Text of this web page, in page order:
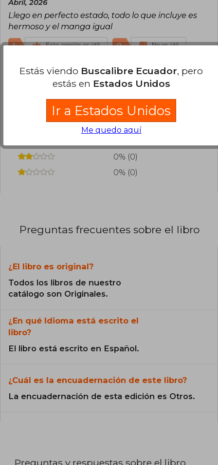
Abril, 2026
Llego en perfecto estado, todo lo que incluye es
hermoso y el manga igual
1 Esta opinión es útil 0 No es útil
¿Leíste este libro? Inicia sesiónpara poder
agregar tu propia evaluación.
100% (3)
0% (0)
0% (0)
0% (0)
Preguntas frecuentes sobre el libro
¿El libro es original?
Todos los libros de nuestro
catálogo son Originales.
¿En qué Idioma está escrito el
libro?
El libro está escrito en Español.
¿Cuál es la encuadernación de este libro?
La encuadernación de esta edición es Otros.
Preguntas y respuestas sobre el libro
Estás viendo Buscalibre Ecuador, pero
estás en Estados Unidos
Ir a Estados Unidos
Me quedo aquí